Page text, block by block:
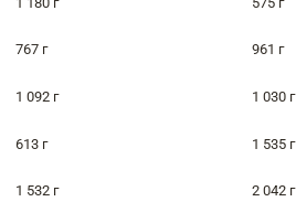
767 г 961 г
1 092 г 1 030 г
613 г 1 535 г
1 532 г 2 042 г